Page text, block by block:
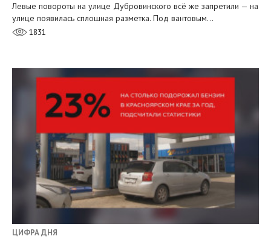
Левые повороты на улице Дубровинского всё же запретили — на
улице появилась сплошная разметка. Под вантовым…
1831
ЦИФРА ДНЯ